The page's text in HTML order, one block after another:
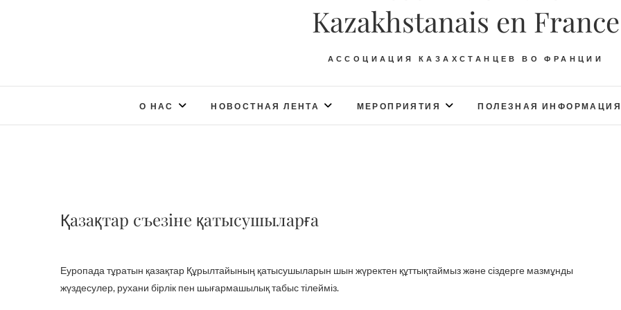
Kazakhstanais en France
АССОЦИАЦИЯ КАЗАХСТАНЦЕВ ВО ФРАНЦИИ
О НАС НОВОСТНАЯ ЛЕНТА МЕРОПРИЯТИЯ ПОЛЕЗНАЯ ИНФОРМАЦИЯ
Қазақтар съезіне қатысушыларға
Еуропада тұратын қазақтар Құрылтайының қатысушыларын шын жүректен құттықтаймыз және сіздерге мазмұнды
жүздесулер, рухани бірлік пен шығармашылық табыс тілейміз.